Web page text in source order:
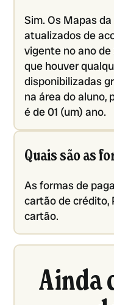
Sim. Os Mapas
atualizados de
vigente no ano
que houver
disponibilizadas
na área do aluno,
é de 01 (um) ano.
Quais são as
As formas de
cartão de crédito,
cartão.
Ainda